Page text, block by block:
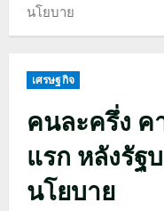
นโยบาย
เศรษฐกิจ
คนละครึ่ง ค
แรก หลังรัฐ
นโยบาย